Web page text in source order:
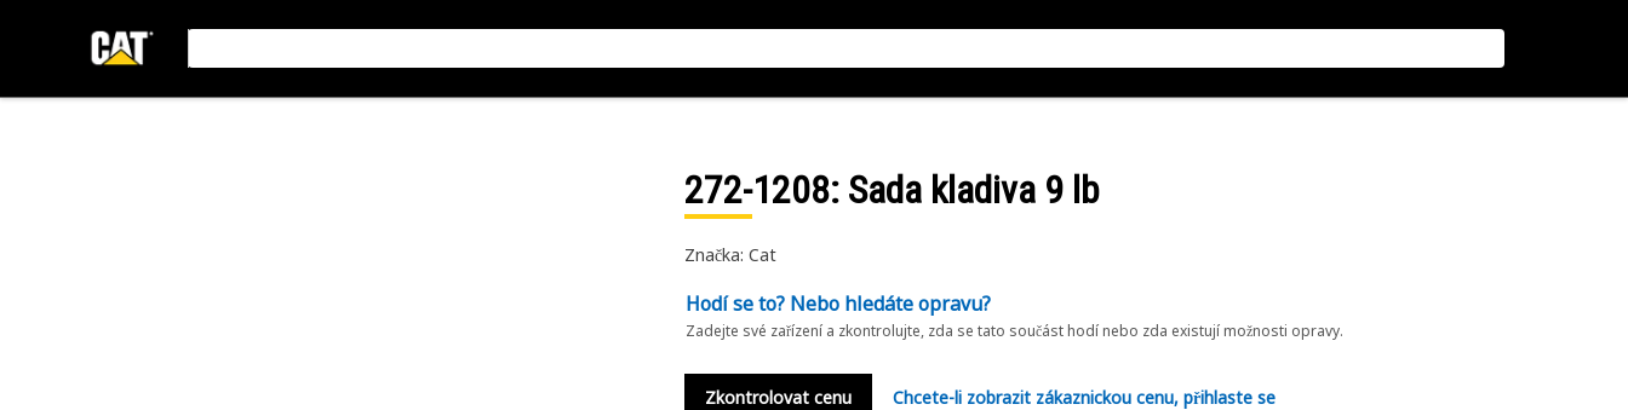
272-1208: Sada kladiva 9 lb
Značka: Cat
Hodí se to? Nebo hledáte opravu?
Zadejte své zařízení a zkontrolujte, zda se tato součást hodí nebo zda existují možnosti opravy.
Zkontrolovat cenu Chcete-li zobrazit zákaznickou cenu, přihlaste se